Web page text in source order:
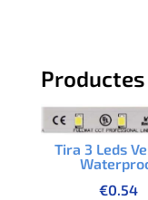
Tira 3 Leds
€0.54